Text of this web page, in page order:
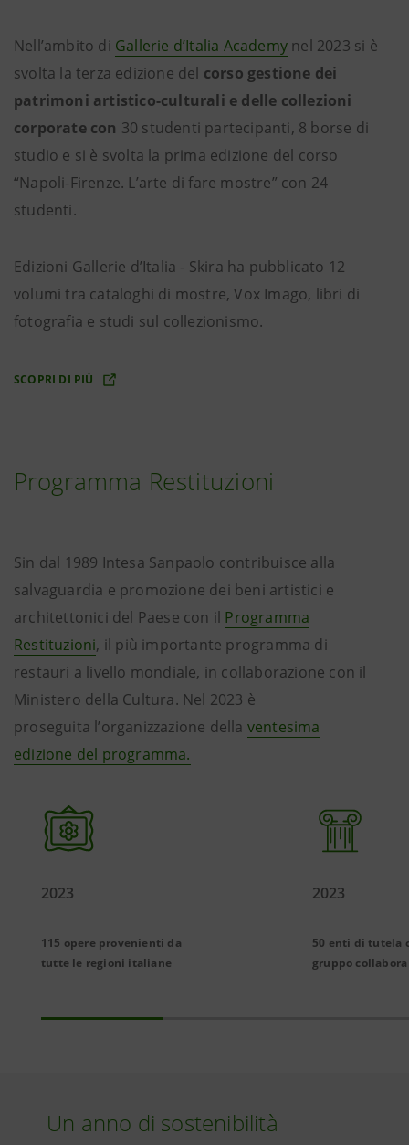
Nell’ambito di Gallerie d’Italia Academy nel 2023 si è
svolta la terza edizione del corso gestione dei
patrimoni artistico-culturali e delle collezioni
corporate con 30 studenti partecipanti, 8 borse di
studio e si è svolta la prima edizione del corso
“Napoli-Firenze. L’arte di fare mostre” con 24
studenti.
Edizioni Gallerie d’Italia - Skira ha pubblicato 12
volumi tra cataloghi di mostre, Vox Imago, libri di
fotografia e studi sul collezionismo.
SCOPRI DI PIÙ
Programma Restituzioni
Sin dal 1989 Intesa Sanpaolo contribuisce alla
salvaguardia e promozione dei beni artistici e
architettonici del Paese con il Programma
Restituzioni, il più importante programma di
restauri a livello mondiale, in collaborazione con il
Ministero della Cultura. Nel 2023 è
proseguita l’organizzazione della ventesima
edizione del programma.
2023
115 opere provenienti da
tutte le regioni italiane
2023
50 enti di tutela
gruppo collabora
Un anno di sostenibilità